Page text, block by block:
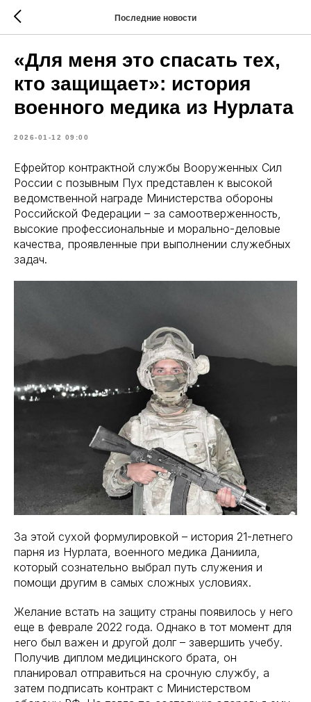
Последние новости
«Для меня это спасать тех,
кто защищает»: история
военного медика из Нурлата
2026-01-12 09:00
Ефрейтор контрактной службы Вооруженных Сил
России с позывным Пух представлен к высокой
ведомственной награде Министерства обороны
Российской Федерации – за самоотверженность,
высокие профессиональные и морально-деловые
качества, проявленные при выполнении служебных
задач.
За этой сухой формулировкой – история 21-летнего
парня из Нурлата, военного медика Даниила,
который сознательно выбрал путь служения и
помощи другим в самых сложных условиях.
Желание встать на защиту страны появилось у него
еще в феврале 2022 года. Однако в тот момент для
него был важен и другой долг – завершить учебу.
Получив диплом медицинского брата, он
планировал отправиться на срочную службу, а
затем подписать контракт с Министерством